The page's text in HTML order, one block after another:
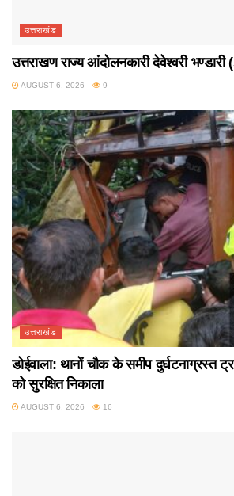
उत्तराखंड
उत्तराखण राज्य आंदोलनकारी देवेश्वरी
AUGUST 6, 2026 9
उत्तराखंड
डोईवाला: थानों चौक के समीप दुर्घटनाग्रस्त
को सुरक्षित निकाला
AUGUST 6, 2026 16